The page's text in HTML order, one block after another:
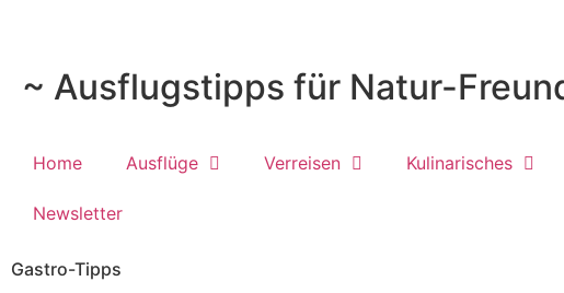
~ Ausflugstipps für Natur-
Home Ausflüge Verreisen Kulinarisches
Newsletter
Gastro-Tipps